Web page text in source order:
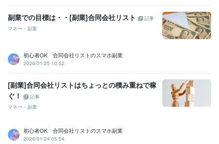
副業での目標は・・[副業]合同会社リスト
記事
マネー・副業
初心者OK 合同会社リストのスマホ副業
2026/01/25 10:52
[副業]合同会社リストはちょっとの積み重ねで稼
ぐ！
記事
マネー・副業
初心者OK 合同会社リストのスマホ副業
2026/01/24 05:54